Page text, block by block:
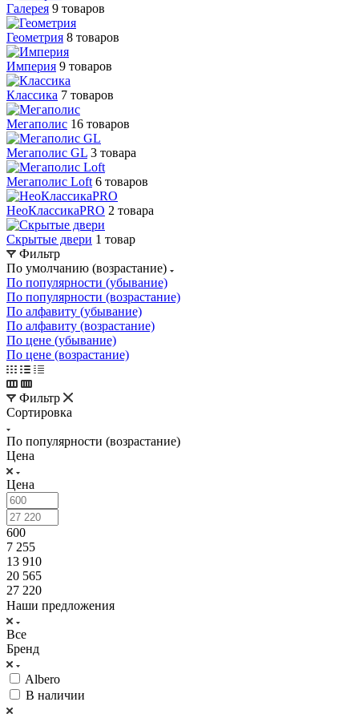
Галерея 9 товаров
Геометрия 8 товаров
Империя 9 товаров
Классика 7 товаров
Мегаполис 16 товаров
Мегаполис GL 3 товара
Мегаполис Loft 6 товаров
НеоКлассикаPRO 2 товара
Скрытые двери 1 товар
Фильтр
По умолчанию (возрастание)
По популярности (убывание)
По популярности (возрастание)
По алфавиту (убывание)
По алфавиту (возрастание)
По цене (убывание)
По цене (возрастание)
Фильтр
Сортировка
По популярности (возрастание)
Цена
Цена
600
7 255
13 910
20 565
27 220
Наши предложения
Все
Бренд
Albero
В наличии